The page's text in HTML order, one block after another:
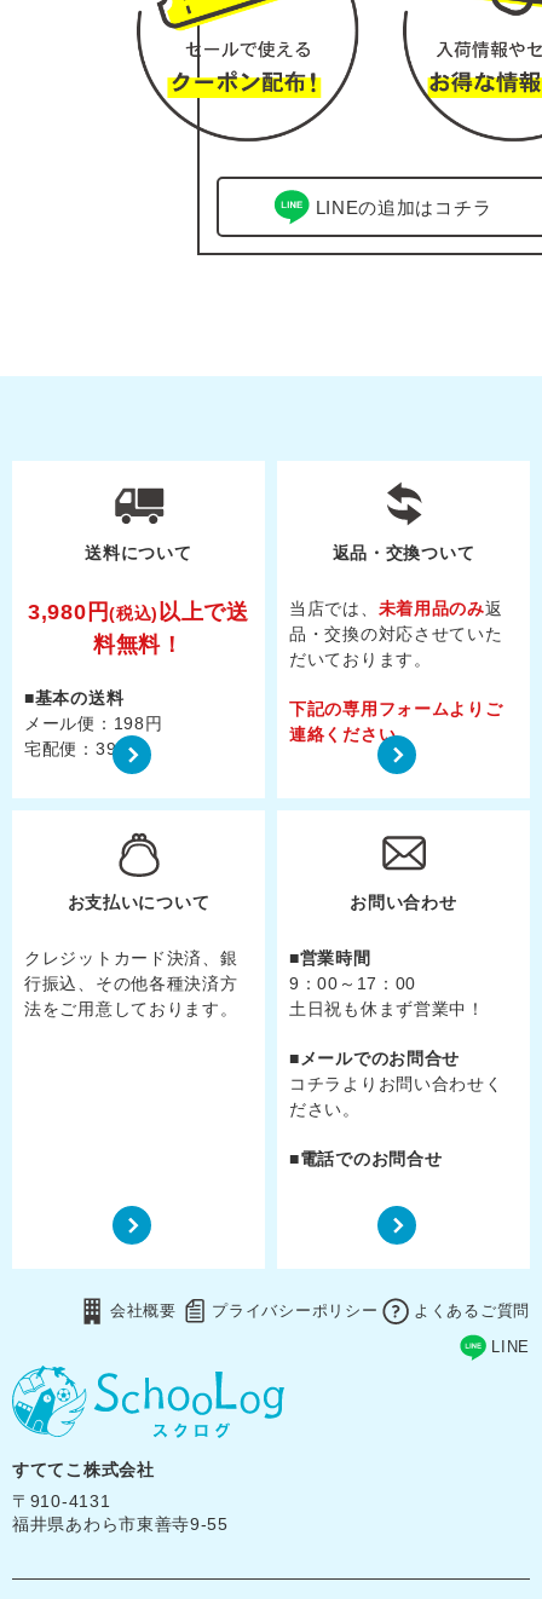
LINEの追加はコチラ
送料について
3,980円(税込)以上で送
料無料！
基本の送料
メール便：198円
宅配便：398円
返品・交換ついて
当店では、 未着用品のみ返
品・交換の対応させていた
だいております。
下記の専用フォームよりご
連絡ください。
お支払いについて
クレジットカード決済、銀
行振込、その他各種決済方
法をご用意しております。
お問い合わせ
営業時間
9：00～17：00
土日祝も休まず営業中！
メールでのお問合せ
コチラ よりお問い合わせく
ださい。
電話でのお問合せ
会社概要 プライバシーポリシー
よくあるご質問
LINE
すててこ株式会社
〒910-4131
福井県あわら市東善寺9-55